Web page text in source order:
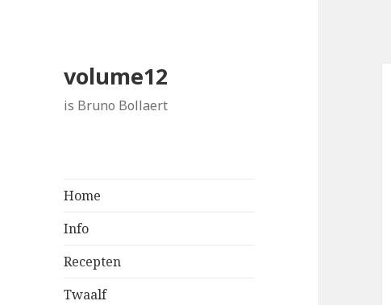
volume12
is Bruno Bollaert
Home
Info
Recepten
Twaalf